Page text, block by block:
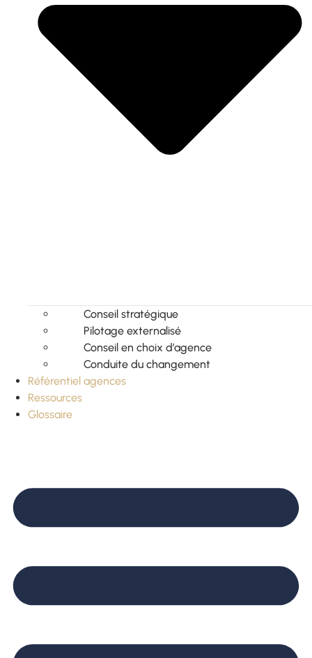
Conseil stratégique
Pilotage externalisé
Conseil en choix d’agence
Conduite du changement
Référentiel agences
Ressources
Glossaire